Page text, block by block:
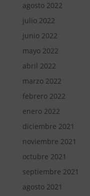
agosto 2022
julio 2022
junio 2022
mayo 2022
abril 2022
marzo 2022
febrero 2022
enero 2022
diciembre 2021
noviembre 2021
octubre 2021
septiembre 2021
agosto 2021